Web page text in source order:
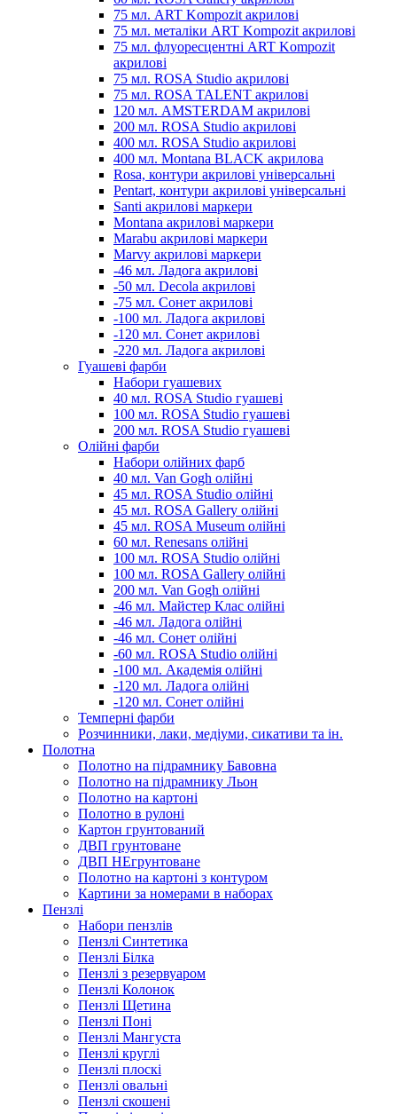
75 мл. ART Kompozit акрилові
75 мл. металіки ART Kompozit акрилові
75 мл. флуоресцентні ART Kompozit
акрилові
75 мл. ROSA Studio акрилові
75 мл. ROSA TALENT акрилові
120 мл. AMSTERDAM акрилові
200 мл. ROSA Studio акрилові
400 мл. ROSA Studio акрилові
400 мл. Montana BLACK акрилова
Rosa, контури акрилові універсальні
Pentart, контури акрилові універсальні
Santi акрилові маркери
Montana акрилові маркери
Marabu акрилові маркери
Marvy акрилові маркери
-46 мл. Ладога акрилові
-50 мл. Decola акрилові
-75 мл. Сонет акрилові
-100 мл. Ладога акрилові
-120 мл. Сонет акрилові
-220 мл. Ладога акрилові
Гуашеві фарби
Набори гуашевих
40 мл. ROSA Studio гуашеві
100 мл. ROSA Studio гуашеві
200 мл. ROSA Studio гуашеві
Олійні фарби
Набори олійних фарб
40 мл. Van Gogh олійні
45 мл. ROSA Studio олійні
45 мл. ROSA Gallery олійні
45 мл. ROSA Museum олійні
60 мл. Renesans олійні
100 мл. ROSA Studio олійні
100 мл. ROSA Gallery олійні
200 мл. Van Gogh олійні
-46 мл. Майстер Клас олійні
-46 мл. Ладога олійні
-46 мл. Сонет олійні
-60 мл. ROSA Studio олійні
-100 мл. Академія олійні
-120 мл. Ладога олійні
-120 мл. Сонет олійні
Темперні фарби
Розчинники, лаки, медіуми, сикативи та ін.
Полотна
Полотно на підрамнику Бавовна
Полотно на підрамнику Льон
Полотно на картоні
Полотно в рулоні
Картон грунтований
ДВП грунтоване
ДВП НЕгрунтоване
Полотно на картоні з контуром
Картини за номерами в наборах
Пензлі
Набори пензлів
Пензлі Синтетика
Пензлі Білка
Пензлі з резервуаром
Пензлі Колонок
Пензлі Щетина
Пензлі Поні
Пензлі Мангуста
Пензлі круглі
Пензлі плоскі
Пензлі овальні
Пензлі скошені